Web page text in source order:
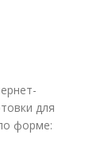
для
форме: